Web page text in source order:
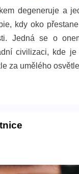
degeneruje a
kdy oko
Jedná se o
civilizaci, kde
za umělého